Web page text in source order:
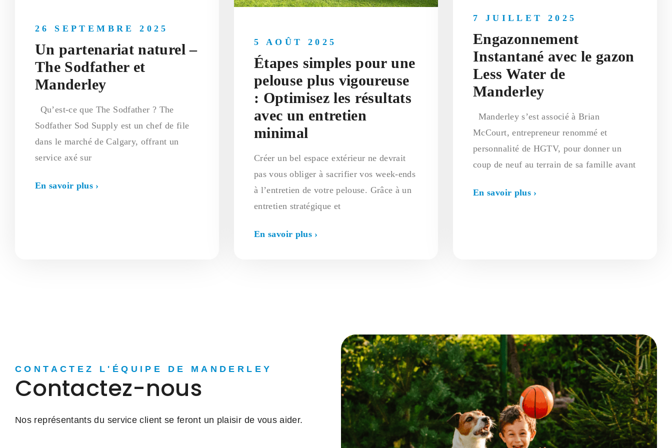
Un partenariat naturel –
The Sodfather et
Manderley
26 SEPTEMBRE 2025
Qu’est-ce que The Sodfather ? The
Sodfather Sod Supply est un chef de file
dans le marché de Calgary, offrant un
service axé sur
En savoir plus ›
Étapes simples pour une
pelouse plus vigoureuse
: Optimisez les résultats
avec un entretien
minimal
5 AOÛT 2025
Créer un bel espace extérieur ne devrait
pas vous obliger à sacrifier vos week-ends
à l’entretien de votre pelouse. Grâce à un
entretien stratégique et
En savoir plus ›
Engazonnement
Instantané avec le gazon
Less Water de
Manderley
7 JUILLET 2025
Manderley s’est associé à Brian
McCourt, entrepreneur renommé et
personnalité de HGTV, pour donner un
coup de neuf au terrain de sa famille avant
En savoir plus ›
CONTACTEZ L'ÉQUIPE DE MANDERLEY
Contactez-nous
Nos représentants du service client se feront un plaisir de vous aider.